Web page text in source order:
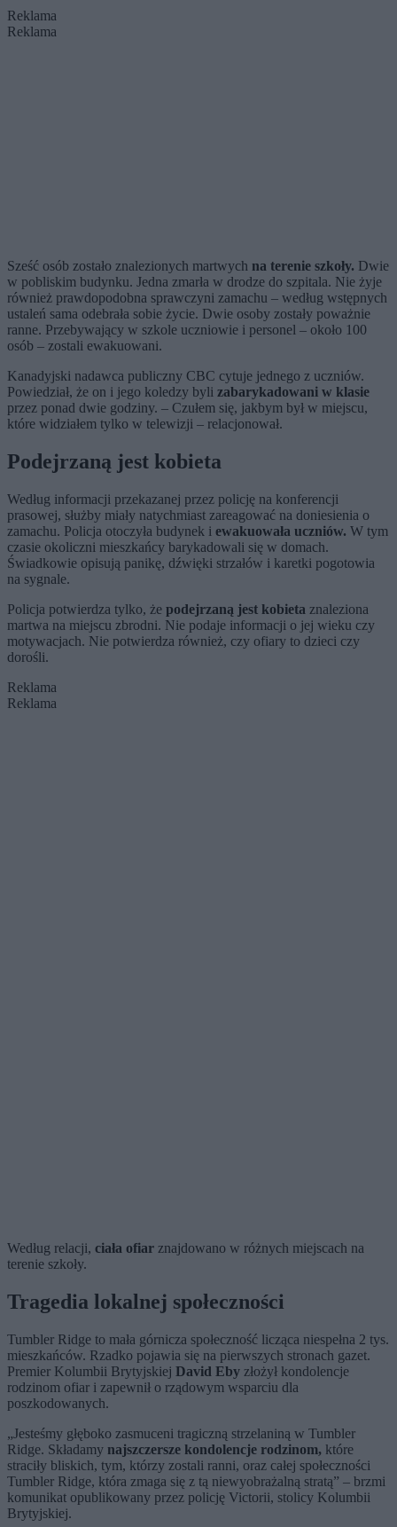
Reklama
Reklama
Sześć osób zostało znalezionych martwych na terenie szkoły. Dwie
w pobliskim budynku. Jedna zmarła w drodze do szpitala. Nie żyje
również prawdopodobna sprawczyni zamachu – według wstępnych
ustaleń sama odebrała sobie życie. Dwie osoby zostały poważnie
ranne. Przebywający w szkole uczniowie i personel – około 100
osób – zostali ewakuowani.
Kanadyjski nadawca publiczny CBC cytuje jednego z uczniów.
Powiedział, że on i jego koledzy byli zabarykadowani w klasie
przez ponad dwie godziny. – Czułem się, jakbym był w miejscu,
które widziałem tylko w telewizji – relacjonował.
Podejrzaną jest kobieta
Według informacji przekazanej przez policję na konferencji
prasowej, służby miały natychmiast zareagować na doniesienia o
zamachu. Policja otoczyła budynek i ewakuowała uczniów. W tym
czasie okoliczni mieszkańcy barykadowali się w domach.
Świadkowie opisują panikę, dźwięki strzałów i karetki pogotowia
na sygnale.
Policja potwierdza tylko, że podejrzaną jest kobieta znaleziona
martwa na miejscu zbrodni. Nie podaje informacji o jej wieku czy
motywacjach. Nie potwierdza również, czy ofiary to dzieci czy
dorośli.
Reklama
Reklama
Według relacji, ciała ofiar znajdowano w różnych miejscach na
terenie szkoły.
Tragedia lokalnej społeczności
Tumbler Ridge to mała górnicza społeczność licząca niespełna 2 tys.
mieszkańców. Rzadko pojawia się na pierwszych stronach gazet.
Premier Kolumbii Brytyjskiej David Eby złożył kondolencje
rodzinom ofiar i zapewnił o rządowym wsparciu dla
poszkodowanych.
„Jesteśmy głęboko zasmuceni tragiczną strzelaniną w Tumbler
Ridge. Składamy najszczersze kondolencje rodzinom, które
straciły bliskich, tym, którzy zostali ranni, oraz całej społeczności
Tumbler Ridge, która zmaga się z tą niewyobrażalną stratą” – brzmi
komunikat opublikowany przez policję Victorii, stolicy Kolumbii
Brytyjskiej.